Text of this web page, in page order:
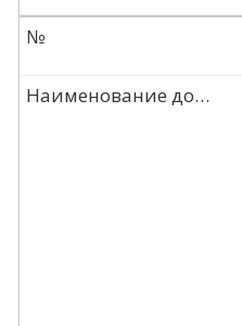
№
Наименование документа